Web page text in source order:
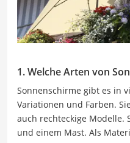
1. Welche Arten von
Sonnenschirme gibt es in
Variationen und Farben.
auch rechteckige Modelle.
und einem Mast. Als